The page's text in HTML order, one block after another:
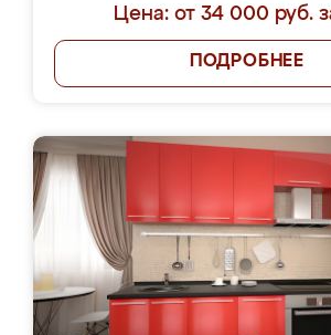
Цена: от 34 000 руб.
ПОДРОБНЕЕ